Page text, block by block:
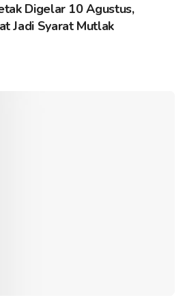
Digelar 10 Agustus,
Jadi Syarat Mutlak